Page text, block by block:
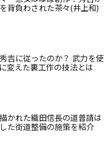
背負わされた茶々(井上和)
吉に従ったのか？ 武力を使
変えた裏工作の技法とは
かれた織田信長の道普請は
た街道整備の施策を紹介